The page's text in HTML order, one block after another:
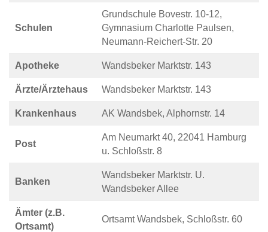
Schulen
Grundschule Bovestr. 10-12,
Gymnasium Charlotte Paulsen,
Neumann-Reichert-Str. 20
Apotheke Wandsbeker Marktstr. 143
Ärzte/Ärztehaus Wandsbeker Marktstr. 143
Krankenhaus AK Wandsbek, Alphornstr. 14
Post
Am Neumarkt 40, 22041 Hamburg
u. Schloßstr. 8
Banken
Wandsbeker Marktstr. U.
Wandsbeker Allee
Ämter (z.B.
Ortsamt)
Ortsamt Wandsbek, Schloßstr. 60